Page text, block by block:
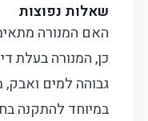
שאלות נפוצות
האם המנורה
גבוהה למים
במיוחד להתקנה